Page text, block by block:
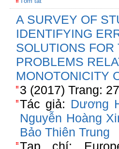
A SURVEY OF
IDENTIFYING
SOLUTIONS FOR
PROBLEMS
MONOTONICITY
3 (2017) Trang:
Tác giả: Dương
Nguyễn Hoàng
Bảo Thiên Trung
Tạp chí: